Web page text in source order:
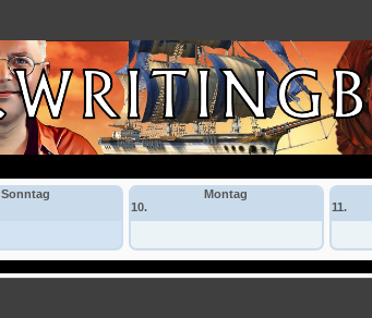
Sonntag
Montag
10.
11.